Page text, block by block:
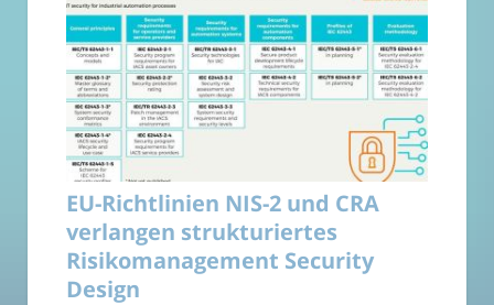
EU-Richtlinien NIS-2 und CRA
verlangen strukturiertes
Risikomanagement Security
Design